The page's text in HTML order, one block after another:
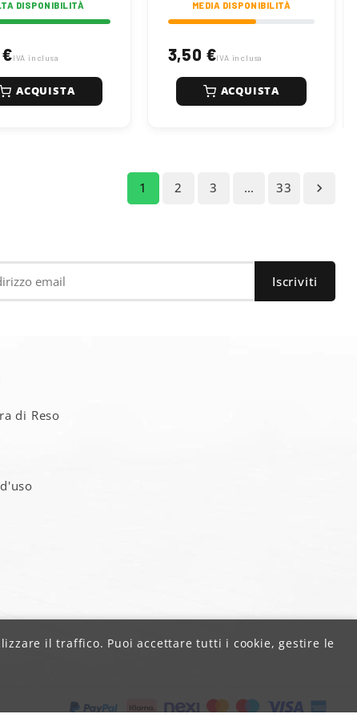
DISPONIBILITÀ
IVA inclusa
ACQUISTA
MEDIA DISPONIBILITÀ
3,50 €IVA inclusa
ACQUISTA
1 2 3 … 33 
di Reso
il traffico. Puoi accettare tutti i cookie, gestire le